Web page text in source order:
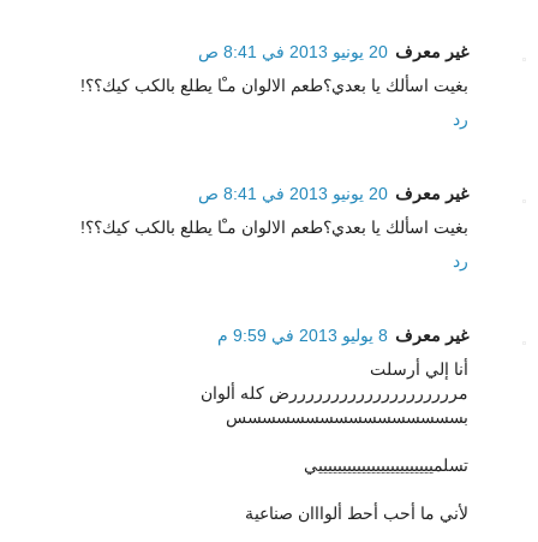
غير معرف 20 يونيو 2013 في 8:41 ص
بغيت اسألك يا بعدي؟طعم الالوان مـْا يطلع بالكب كيك؟؟!
رد
غير معرف 20 يونيو 2013 في 8:41 ص
بغيت اسألك يا بعدي؟طعم الالوان مـْا يطلع بالكب كيك؟؟!
رد
غير معرف 8 يوليو 2013 في 9:59 م
أنا إلي أرسلت
مررررررررررررررررررررض كله ألوان
بسسسسسسسسسسسسسسسس
تسلمييييييييييييييييييييييييي
لأني ما أحب أحط ألوااان صناعية